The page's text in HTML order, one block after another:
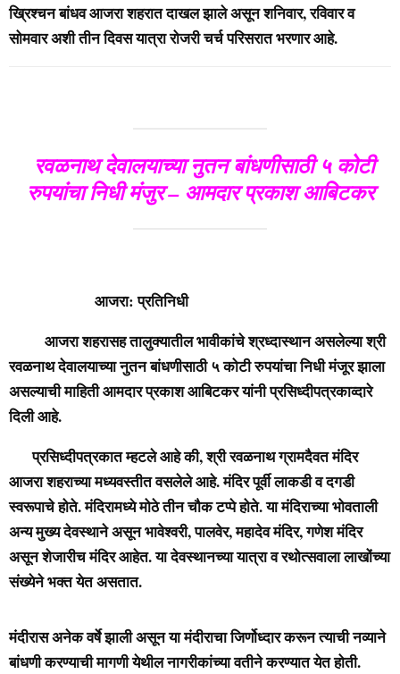
ख्रिश्चन बांधव आजरा शहरात दाखल झाले असून शनिवार, रविवार व
सोमवार अशी तीन दिवस यात्रा रोजरी चर्च परिसरात भरणार आहे.
रवळनाथ देवालयाच्या नुतन बांधणीसाठी ५ कोटी
रुपयांचा निधी मंजुर – आमदार प्रकाश आबिटकर
आजरा: प्रतिनिधी
आजरा शहरासह तालुक्यातील भावीकांचे श्रध्दास्थान असलेल्या श्री
रवळनाथ देवालयाच्या नुतन बांधणीसाठी ५ कोटी रुपयांचा निधी मंजूर झाला
असल्याची माहिती आमदार प्रकाश आबिटकर यांनी प्रसिध्दीपत्रकाव्दारे
दिली आहे.
प्रसिध्दीपत्रकात म्हटले आहे की, श्री रवळनाथ ग्रामदैवत मंदिर
आजरा शहराच्या मध्यवस्तीत वसलेले आहे. मंदिर पूर्वी लाकडी व दगडी
स्वरूपाचे होते. मंदिरामध्ये मोठे तीन चौक टप्पे होते. या मंदिराच्या भोवताली
अन्य मुख्य देवस्थाने असून भावेश्वरी, पालवेर, महादेव मंदिर, गणेश मंदिर
असून शेजारीच मंदिर आहेत. या देवस्थानच्या यात्रा व रथोत्सवाला लाखोंच्या
संख्येने भक्त येत असतात.
मंदीरास अनेक वर्षे झाली असून या मंदीराचा जिर्णोध्दार करून त्याची नव्याने
बांधणी करण्याची मागणी येथील नागरीकांच्या वतीने करण्यात येत होती.